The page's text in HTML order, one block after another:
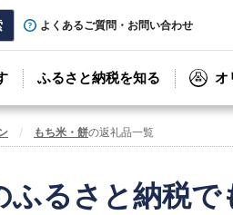
よくあるご質問・お問い合わせ
ふるさと納税を知る オ
もち米・餅の返礼品一覧
ふるさと納税